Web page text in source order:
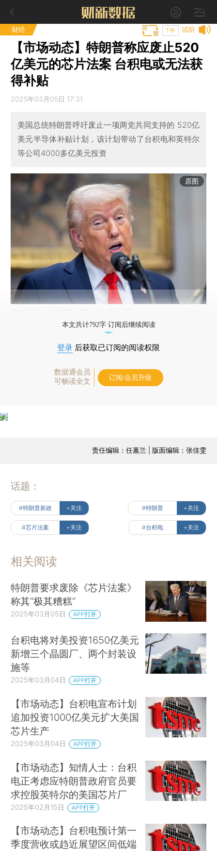
财经 试听
T中
【市场动态】特朗普称应废止520
亿美元的芯片法案 台积电或无法获
得补贴
2025年03月05日 17:31
美国总统特朗普呼吁废止一项两党共同支持的 520亿
美元半导体补贴计划，该计划带动了台积电和英特尔
等公司4000多亿美元投资
原图
本文共计792字 订阅后继续阅读
登录 后获取已订阅的阅读权限
数据通会员
可畅读全文
订阅/会员升级
责任编辑：任蕙兰 | 版面编辑：张佳雯
话题：
#特朗普新政 +关注 #特朗普 +关注
#芯片法案 +关注 #台积电 +关注
相关阅读
特朗普要求废除《芯片法案》
称其“极其糟糕”
2025年03月05日 APP打开
台积电将对美投资1650亿美元
新增三个晶圆厂、两个封装设
施等
2025年03月04日 APP打开
【市场动态】台积电宣布计划
追加投资1000亿美元扩大美国
芯片生产
2025年03月04日 APP打开
【市场动态】知情人士：台积
电正考虑应特朗普政府官员要
求控股英特尔的美国芯片厂
2025年02月15日 APP打开
【市场动态】台积电预计第一
季度营收或趋近展望区间低端